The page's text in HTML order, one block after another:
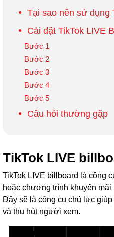
Tại sao nên sử dụng
Cài đặt TikTok LIVE
Bước 1
Bước 2
Bước 3
Bước 4
Bước 5
Câu hỏi thường gặp
TikTok LIVE
TikTok LIVE billboard là công
hoặc chương trình khuyến mãi
Đây sẽ là công cụ chủ lực
và thu hút người xem.